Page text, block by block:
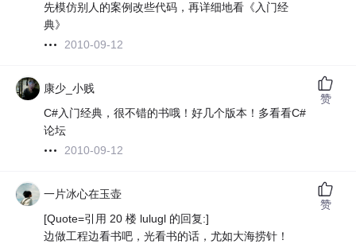
先模仿别人的案例改些代码，再详细地看《入门经
典》
2010-09-12
康少_小贱
C#入门经典，很不错的书哦！好几个版本！多看看C#
论坛
2010-09-12
赞
一片冰心在玉壶
[Quote=引用 20 楼 lulugl 的回复:]
边做工程边看书吧，光看书的话，尤如大海捞针！
赞